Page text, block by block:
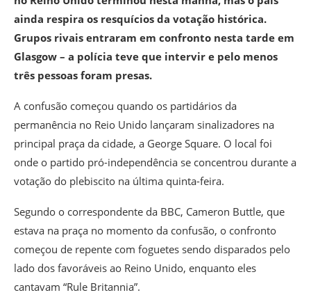
ainda respira os resquícios da votação histórica.
Grupos rivais entraram em confronto nesta tarde em
Glasgow – a polícia teve que intervir e pelo menos
três pessoas foram presas.
A confusão começou quando os partidários da
permanência no Reio Unido lançaram sinalizadores na
principal praça da cidade, a George Square. O local foi
onde o partido pró-independência se concentrou durante a
votação do plebiscito na última quinta-feira.
Segundo o correspondente da BBC, Cameron Buttle, que
estava na praça no momento da confusão, o confronto
começou de repente com foguetes sendo disparados pelo
lado dos favoráveis ao Reino Unido, enquanto eles
cantavam “Rule Britannia”.